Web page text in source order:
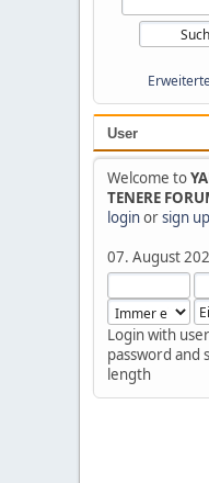
User
Welcome to
TENERE
loginorsign up
07. August
Login with
password and
length